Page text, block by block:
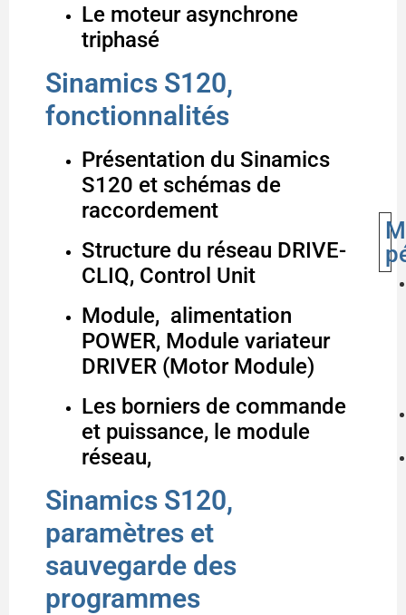
Le moteur asynchrone
triphasé
Sinamics S120,
fonctionnalités
Présentation du Sinamics
S120 et schémas de
raccordement
Structure du réseau DRIVE-
CLIQ, Control Unit
Module, alimentation
POWER, Module variateur
DRIVER (Motor Module)
Les borniers de commande
et puissance, le module
réseau,
Sinamics S120,
paramètres et
sauvegarde des
programmes